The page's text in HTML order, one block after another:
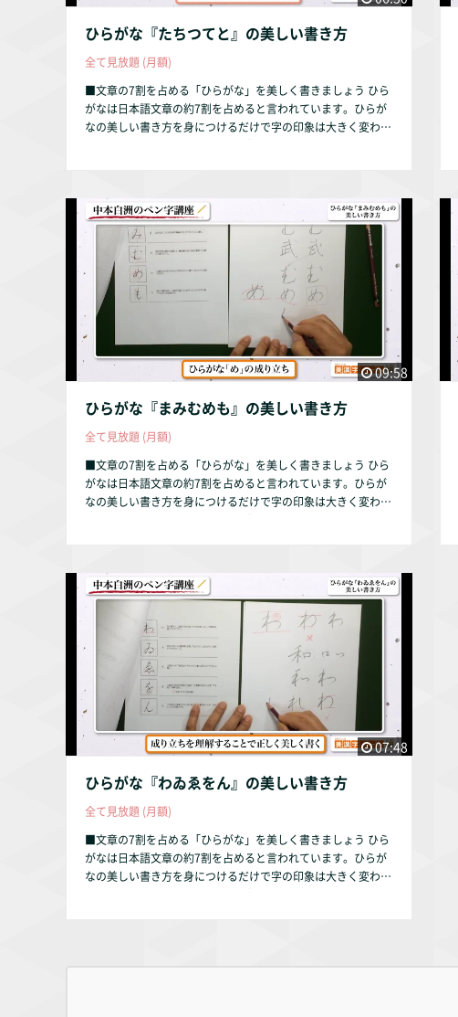
ひらがな『たちつてと』の美しい書き方
全て見放題 (月額)
■文章の7割を占める「ひらがな」を美しく書きましょう ひら
がなは日本語文章の約7割を占めると言われています。ひらが
なの美しい書き方を身につけるだけで字の印象は大きく変わり
09:58
ひらがな『まみむめも』の美しい書き方
全て見放題 (月額)
■文章の7割を占める「ひらがな」を美しく書きましょう ひら
がなは日本語文章の約7割を占めると言われています。ひらが
なの美しい書き方を身につけるだけで字の印象は大きく変わり
07:48
ひらがな『わゐゑをん』の美しい書き方
全て見放題 (月額)
■文章の7割を占める「ひらがな」を美しく書きましょう ひら
がなは日本語文章の約7割を占めると言われています。ひらが
なの美しい書き方を身につけるだけで字の印象は大きく変わり